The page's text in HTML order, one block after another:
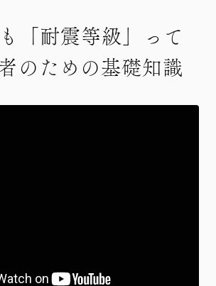
「耐震等級」って
のための基礎知識